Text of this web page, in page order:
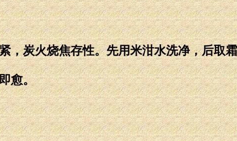
炭火烧焦存性。先用米泔水洗净，后取
愈。